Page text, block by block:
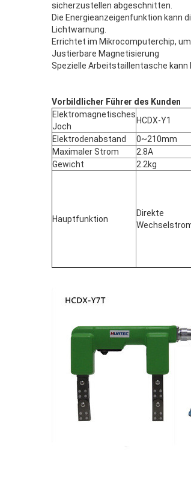
sicherzustellen abgeschnitten.
Die Energieanzeigenfunktion kann
Lichtwarnung.
Errichtet im Mikrocomputerchip,
Justierbare Magnetisierung
Spezielle Arbeitstaillentasche
Vorbildlicher Führer des Kunden
Elektromagnetisches
Joch
HCDX-Y1
Elektrodenabstand
0~210mm
Maximaler Strom
2.8A
Gewicht
2.2kg
Hauptfunktion
Direkte